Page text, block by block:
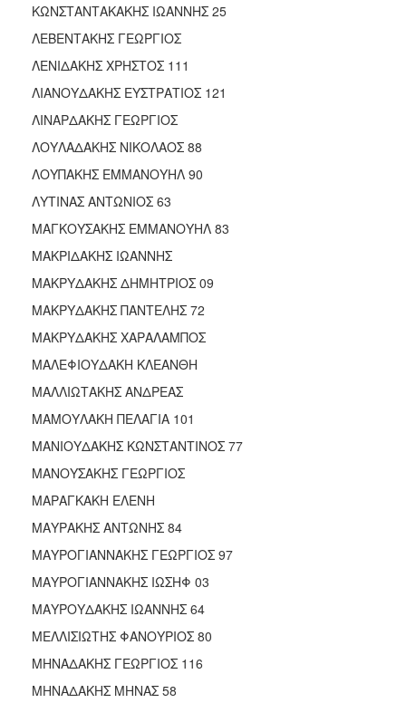
ΚΩΝΣΤΑΝΤΑΚΑΚΗΣ ΙΩΑΝΝΗΣ 25
ΛΕΒΕΝΤΑΚΗΣ ΓΕΩΡΓΙΟΣ
ΛΕΝΙΔΑΚΗΣ ΧΡΗΣΤΟΣ 111
ΛΙΑΝΟΥΔΑΚΗΣ ΕΥΣΤΡΑΤΙΟΣ 121
ΛΙΝΑΡΔΑΚΗΣ ΓΕΩΡΓΙΟΣ
ΛΟΥΛΑΔΑΚΗΣ ΝΙΚΟΛΑΟΣ 88
ΛΟΥΠΑΚΗΣ ΕΜΜΑΝΟΥΗΛ 90
ΛΥΤΙΝΑΣ ΑΝΤΩΝΙΟΣ 63
ΜΑΓΚΟΥΣΑΚΗΣ ΕΜΜΑΝΟΥΗΛ 83
ΜΑΚΡΙΔΑΚΗΣ ΙΩΑΝΝΗΣ
ΜΑΚΡΥΔΑΚΗΣ ΔΗΜΗΤΡΙΟΣ 09
ΜΑΚΡΥΔΑΚΗΣ ΠΑΝΤΕΛΗΣ 72
ΜΑΚΡΥΔΑΚΗΣ ΧΑΡΑΛΑΜΠΟΣ
ΜΑΛΕΦΙΟΥΔΑΚΗ ΚΛΕΑΝΘΗ
ΜΑΛΛΙΩΤΑΚΗΣ ΑΝΔΡΕΑΣ
ΜΑΜΟΥΛΑΚΗ ΠΕΛΑΓΙΑ 101
ΜΑΝΙΟΥΔΑΚΗΣ ΚΩΝΣΤΑΝΤΙΝΟΣ 77
ΜΑΝΟΥΣΑΚΗΣ ΓΕΩΡΓΙΟΣ
ΜΑΡΑΓΚΑΚΗ ΕΛΕΝΗ
ΜΑΥΡΑΚΗΣ ΑΝΤΩΝΗΣ 84
ΜΑΥΡΟΓΙΑΝΝΑΚΗΣ ΓΕΩΡΓΙΟΣ 97
ΜΑΥΡΟΓΙΑΝΝΑΚΗΣ ΙΩΣΗΦ 03
ΜΑΥΡΟΥΔΑΚΗΣ ΙΩΑΝΝΗΣ 64
ΜΕΛΛΙΣΙΩΤΗΣ ΦΑΝΟΥΡΙΟΣ 80
ΜΗΝΑΔΑΚΗΣ ΓΕΩΡΓΙΟΣ 116
ΜΗΝΑΔΑΚΗΣ ΜΗΝΑΣ 58